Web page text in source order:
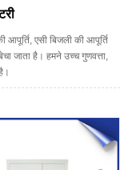
आपूर्ति, एसी बिजली की आपूर्ति
जाता है। हमने उच्च गुणवत्ता,